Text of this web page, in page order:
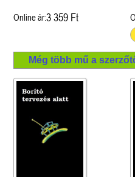
Online ár:3 359 Ft
Még több mű a